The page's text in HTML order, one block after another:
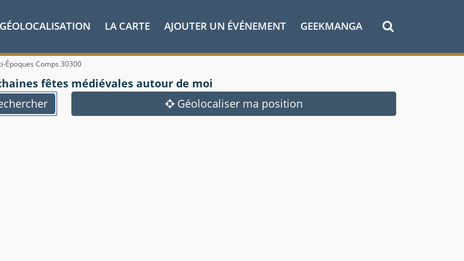
GÉOLOCALISATION LA CARTE AJOUTER UN ÉVÉNEMENT GEEKMANGA
Époques Comps 30300
fêtes médiévales autour de moi
Géolocaliser ma position